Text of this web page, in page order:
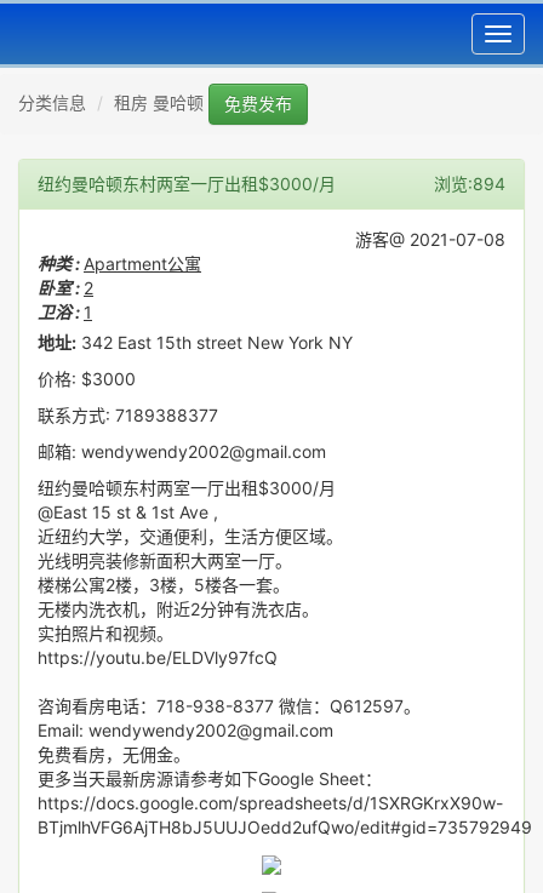
分类信息 租房 曼哈顿 免费发布
纽约曼哈顿东村两室一厅出租$3000/月 浏览:894
游客@ 2021-07-08
种类 : Apartment公寓
卧室 : 2
卫浴 : 1
地址: 342 East 15th street New York NY
价格: $3000
联系方式: 7189388377
邮箱: wendywendy2002@gmail.com
纽约曼哈顿东村两室一厅出租$3000/月
@East 15 st & 1st Ave ,
近纽约大学，交通便利，生活方便区域。
光线明亮装修新面积大两室一厅。
楼梯公寓2楼，3楼，5楼各一套。
无楼内洗衣机，附近2分钟有洗衣店。
实拍照片和视频。
https://youtu.be/ELDVly97fcQ
咨询看房电话：718-938-8377 微信：Q612597。
Email: wendywendy2002@gmail.com
免费看房，无佣金。
更多当天最新房源请参考如下Google Sheet：
https://docs.google.com/spreadsheets/d/1SXRGKrxX90w-
BTjmlhVFG6AjTH8bJ5UUJOedd2ufQwo/edit#gid=735792949